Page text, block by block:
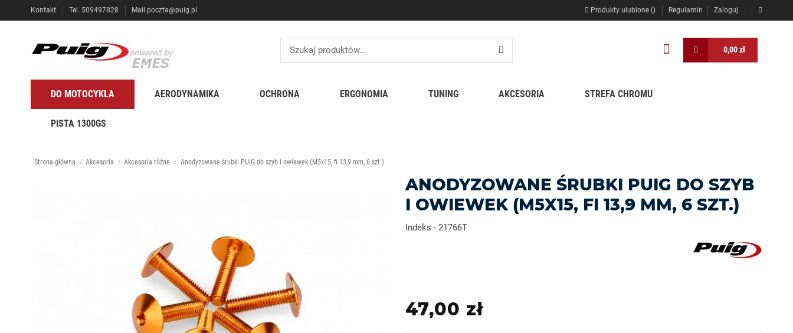
Kontakt Tel. 509497828 Mail poczta@puig.pl Produkty ulubione () Regulamin Zaloguj
0,00 zł
DO MOTOCYKLA AERODYNAMIKA OCHRONA ERGONOMIA TUNING AKCESORIA STREFA CHROMU
PISTA 1300GS
Strona główna Akcesoria Akcesoria różne Anodyzowane śrubki PUIG do szyb i owiewek (M5x15, fi 13,9 mm, 6 szt.)
ANODYZOWANE ŚRUBKI PUIG DO SZYB
I OWIEWEK (M5X15, FI 13,9 MM, 6 SZT.)
Indeks - 21766T
47,00 zł